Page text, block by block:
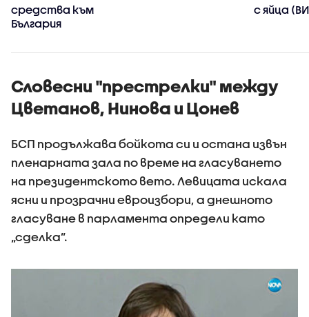
средства към
България
с яйца
Словесни "престрелки" между
Цветанов, Нинова и Цонев
БСП продължава бойкота си и остана извън
пленарната зала по време на гласуването
на президентското вето. Левицата искала
ясни и прозрачни евроизбори, а днешното
гласуване в парламента определи като
„сделка”.